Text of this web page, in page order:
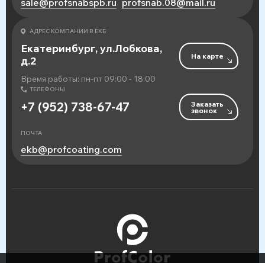
sale@profsnabspb.ru profsnab.08@mail.ru
АДРЕС КОМПАНИИ В ЕКБ
Екатеринбург, ул.Лобкова,
д.2
Время работы: пн-пт 09:00 - 18:00
На карте
ТЕЛЕФОНЫ
+7 (952) 738-67-47 Заказать
звонок
ПОЧТА
ekb@profcoating.com